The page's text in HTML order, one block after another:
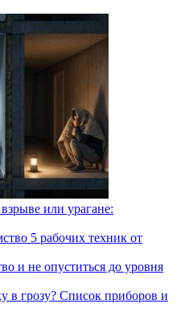
или урагане:
и не опуститься до уровня